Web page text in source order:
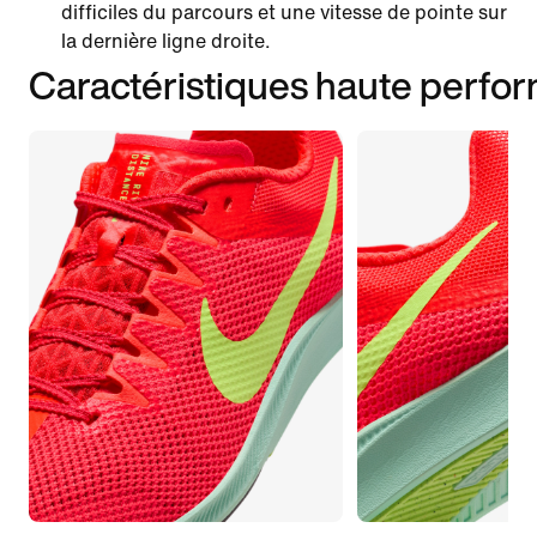
difficiles du parcours et une vitesse de pointe sur
la dernière ligne droite.
Caractéristiques haute